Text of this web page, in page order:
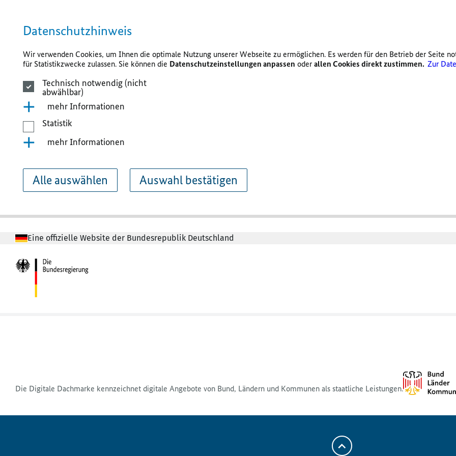
Datenschutzhinweis
Wir verwenden Cookies, um Ihnen die optimale Nutzung unserer Webseite zu ermöglichen. Es werden für den Betrieb der Seite
für Statistikzwecke zulassen. Sie können die Datenschutzeinstellungen anpassen oder allen Cookies direkt zustimmen. Zur
Technisch notwendig (nicht
abwählbar)
mehr Informationen
Statistik
mehr Informationen
Alle auswählen Auswahl bestätigen
Eine offizielle Website der Bundesrepublik Deutschland
Die Digitale Dachmarke kennzeichnet digitale Angebote von Bund, Ländern und Kommunen als staatliche Leistungen.
Zum